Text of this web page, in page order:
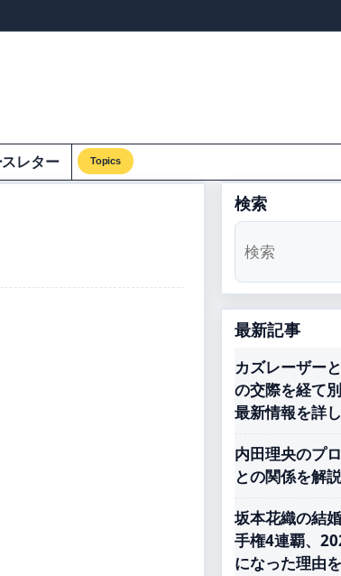
レター Topics
検索
最新記事
カズレーザー
の交際を経て
最新情報を詳
内田理央のプ
との関係を解説
坂本花織の結
手権4連覇、
になった理由